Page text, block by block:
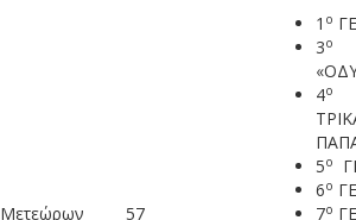
Μετεώρων 57
1 ο
3ο
4ο
5ο
6ο
7ο